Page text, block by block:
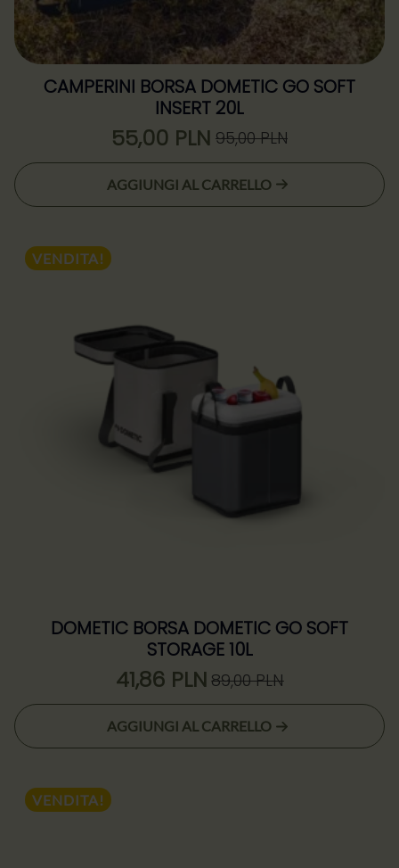
CAMPERINI BORSA DOMETIC GO SOFT
INSERT 20L
95,00PLN
Il
prezzo
originale
55,00 PLN
Il
prezzo
attuale
AGGIUNGI AL CARRELLO
VENDITA!
DOMETIC BORSA DOMETIC GO SOFT
STORAGE 10L
89,00PLN
Il
prezzo
originale
41,86 PLN
Il
prezzo
attuale
AGGIUNGI AL CARRELLO
VENDITA!